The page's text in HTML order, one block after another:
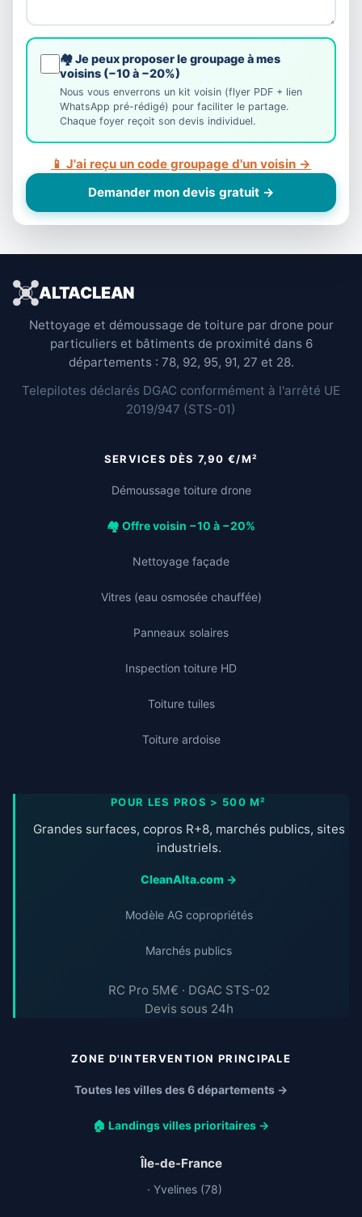
🏘️ Je peux proposer le groupage à mes
voisins (−10 à −20%)
Nous vous enverrons un kit voisin (flyer PDF + lien
WhatsApp pré-rédigé) pour faciliter le partage.
Chaque foyer reçoit son devis individuel.
📱 J'ai reçu un code groupage d'un voisin →
Demander mon devis gratuit →
ALTACLEAN
Nettoyage et démoussage de toiture par drone pour
particuliers et bâtiments de proximité dans 6
départements : 78, 92, 95, 91, 27 et 28.
Telepilotes déclarés DGAC conformément à l'arrêté UE
2019/947 (STS-01)
SERVICES DÈS 7,90 €/M²
Démoussage toiture drone
🏘️ Offre voisin −10 à −20%
Nettoyage façade
Vitres (eau osmosée chauffée)
Panneaux solaires
Inspection toiture HD
Toiture tuiles
Toiture ardoise
POUR LES PROS > 500 M²
Grandes surfaces, copros R+8, marchés publics, sites
industriels.
CleanAlta.com →
Modèle AG copropriétés
Marchés publics
RC Pro 5M€ · DGAC STS-02
Devis sous 24h
ZONE D'INTERVENTION PRINCIPALE
Toutes les villes des 6 départements →
🏠 Landings villes prioritaires →
Île-de-France
· Yvelines (78)